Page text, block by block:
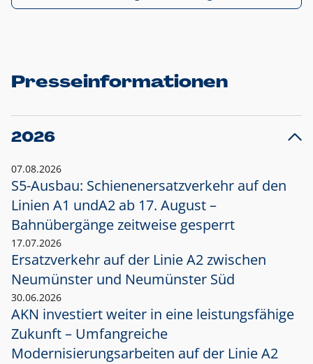
Presseinformationen
2026
07.08.2026
S5-Ausbau: Schienenersatzverkehr auf den
Linien A1 undA2 ab 17. August –
Bahnübergänge zeitweise gesperrt
17.07.2026
Ersatzverkehr auf der Linie A2 zwischen
Neumünster und Neumünster Süd
30.06.2026
AKN investiert weiter in eine leistungsfähige
Zukunft – Umfangreiche
Modernisierungsarbeiten auf der Linie A2